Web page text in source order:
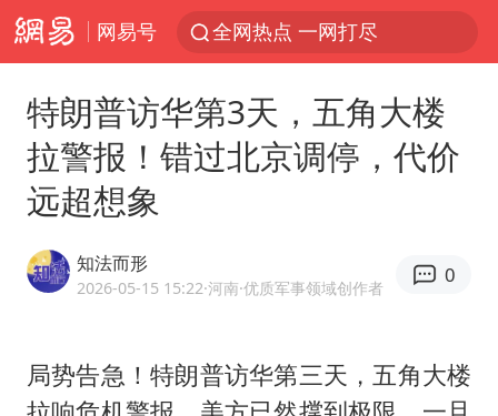
网易号 全网热点 一网打尽
特朗普访华第3天，五角大楼
拉警报！错过北京调停，代价
远超想象
知法而形
2026-05-15 15:22·河南·优质军事领域创作者
0
局势告急！特朗普访华第三天，五角大楼